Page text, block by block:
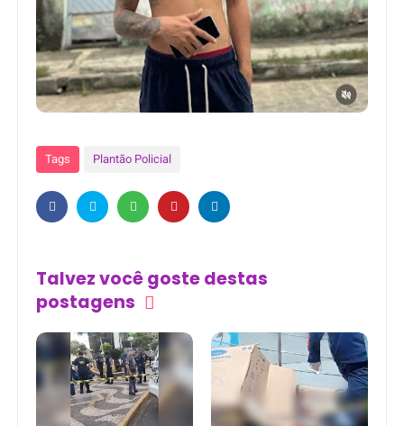
Tags Plantão Policial
Talvez você goste destas
postagens